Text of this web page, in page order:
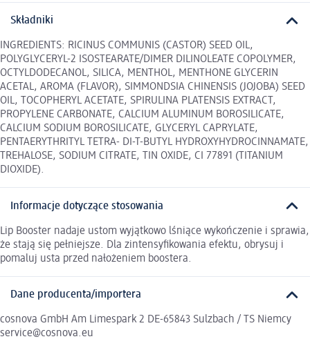
Składniki
INGREDIENTS: RICINUS COMMUNIS (CASTOR) SEED OIL,
POLYGLYCERYL-2 ISOSTEARATE/DIMER DILINOLEATE COPOLYMER,
OCTYLDODECANOL, SILICA, MENTHOL, MENTHONE GLYCERIN
ACETAL, AROMA (FLAVOR), SIMMONDSIA CHINENSIS (JOJOBA) SEED
OIL, TOCOPHERYL ACETATE, SPIRULINA PLATENSIS EXTRACT,
PROPYLENE CARBONATE, CALCIUM ALUMINUM BOROSILICATE,
CALCIUM SODIUM BOROSILICATE, GLYCERYL CAPRYLATE,
PENTAERYTHRITYL TETRA- DI-T-BUTYL HYDROXYHYDROCINNAMATE,
TREHALOSE, SODIUM CITRATE, TIN OXIDE, CI 77891 (TITANIUM
DIOXIDE).
Informacje dotyczące stosowania
Lip Booster nadaje ustom wyjątkowo lśniące wykończenie i sprawia,
że stają się pełniejsze. Dla zintensyfikowania efektu, obrysuj i
pomaluj usta przed nałożeniem boostera.
Dane producenta/importera
cosnova GmbH Am Limespark 2 DE-65843 Sulzbach / TS Niemcy
service@cosnova.eu